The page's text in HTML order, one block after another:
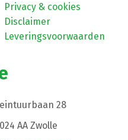
Privacy & cookies
Disclaimer
Leveringsvoorwaarden
28
AA Zwolle